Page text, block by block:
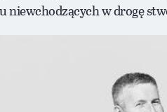
niewchodzących w drogę